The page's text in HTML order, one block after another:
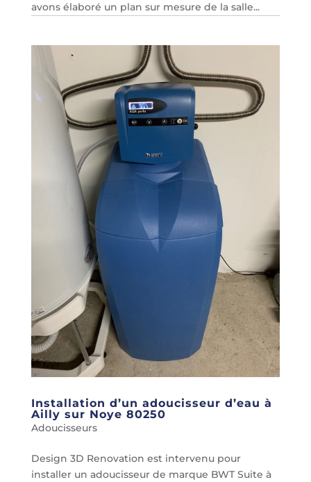
avons élaboré un plan sur mesure de la salle...
Installation d’un adoucisseur d’eau à
Ailly sur Noye 80250
Adoucisseurs
Design 3D Renovation est intervenu pour
installer un adoucisseur de marque BWT Suite à